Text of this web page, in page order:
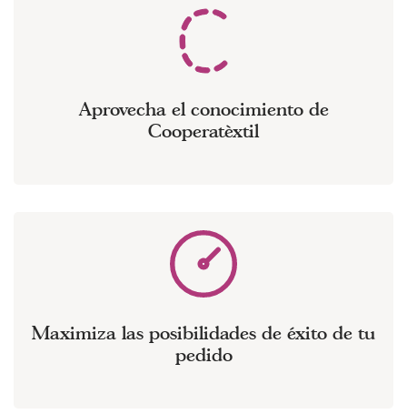
Aprovecha el conocimiento de
Cooperatèxtil
Maximiza las posibilidades de éxito de tu
pedido